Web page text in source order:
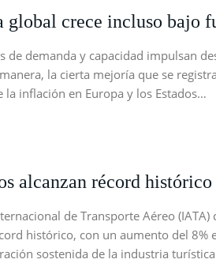
global crece incluso bajo
de demanda y capacidad impulsan
la cierta mejoría que se
la inflación en Europa y los Estados…
alcanzan récord histórico
de Transporte Aéreo
histórico, con un aumento del
sostenida de la industria